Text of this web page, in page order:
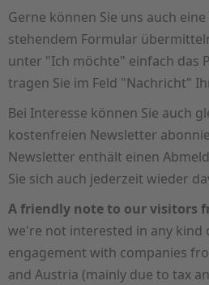
Gerne können Sie uns auch
stehendem Formular
unter "Ich möchte" einfach das
tragen Sie im Feld "Nachricht"
Bei Interesse können Sie auch
kostenfreien Newsletter
Newsletter enthält einen
Sie sich auch jederzeit wieder
A friendly note to our visitors
we're not interested in any
engagement with companies
and Austria (mainly due to tax